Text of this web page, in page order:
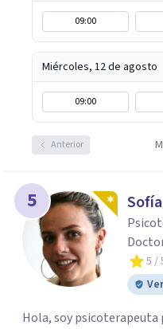
09:00
Miércoles, 12 de agosto
09:00
Anterior
5
5 /
Hola, soy